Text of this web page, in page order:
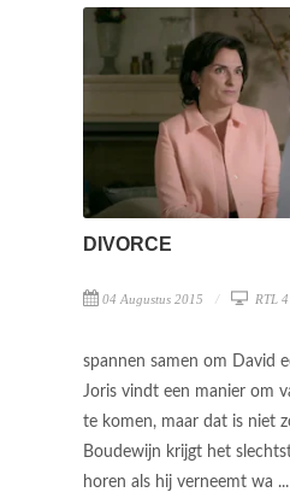
DIVORCE
04 Augustus 2015 RTL 4
spannen samen om David
Joris vindt een manier om
te komen, maar dat is niet
Boudewijn krijgt het
horen als hij verneemt wa ...